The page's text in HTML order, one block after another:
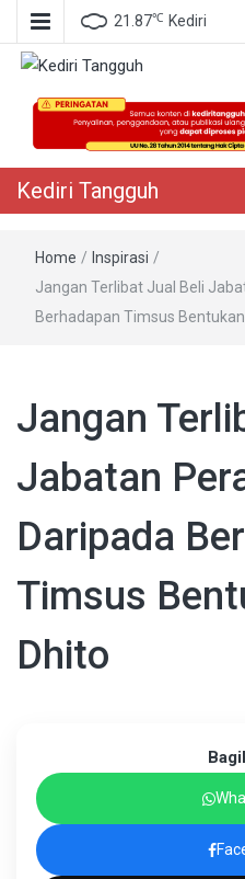
21.87℃ Kediri
Kediri
Berita Akurat Terpercaya
Kediri Tangguh
Home / Inspirasi /
Jangan Terlibat Jual Beli
Berhadapan Timsus
Jangan
Jabatan
Daripada
Timsus
Dhito